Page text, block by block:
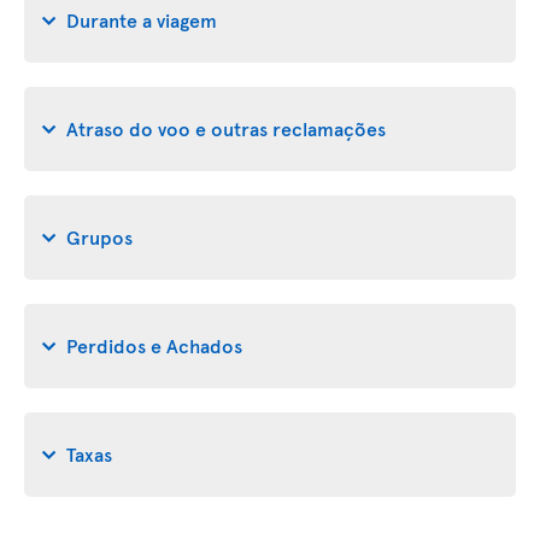
Durante a viagem
Atraso do voo e outras reclamações
Grupos
Perdidos e Achados
Taxas